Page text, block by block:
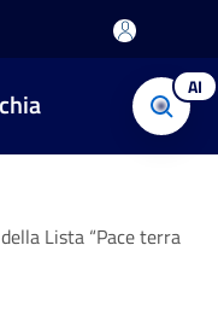
AI
Lista “Pace terra